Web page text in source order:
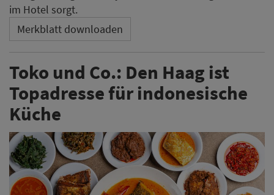
im Hotel sorgt.
Merkblatt downloaden
Toko und Co.: Den Haag ist
Topadresse für indonesische
Küche